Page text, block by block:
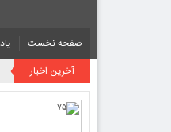
صفحه نخست
آخرین اخبار